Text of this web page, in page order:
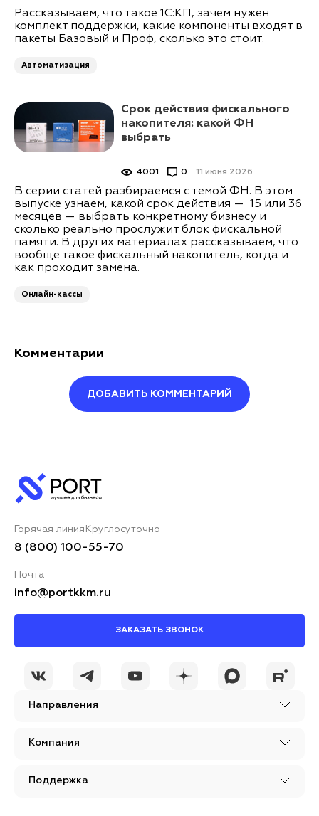
Рассказываем, что такое 1С:КП, зачем нужен
комплект поддержки, какие компоненты входят в
пакеты Базовый и Проф, сколько это стоит.
Автоматизация
Срок действия фискального
накопителя: какой ФН
выбрать
11 июня 2026
4001 0
В серии статей разбираемся с темой ФН. В этом
выпуске узнаем, какой срок действия — 15 или 36
месяцев — выбрать конкретному бизнесу и
сколько реально прослужит блок фискальной
памяти. В других материалах рассказываем, что
вообще такое фискальный накопитель, когда и
как проходит замена.
Онлайн-кассы
Комментарии
ДОБАВИТЬ КОММЕНТАРИЙ
Ваш комментарий*
конфиденциальности
КОММЕНТАРИЙ
Направления
Компания
Поддержка
Горячая линия Круглосуточно
8 (800) 100-55-70
Почта
info@portkkm.ru
ЗАКАЗАТЬ ЗВОНОК